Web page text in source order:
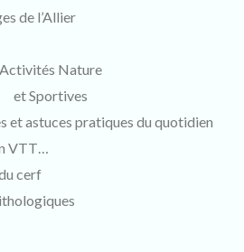
de l’Allier
Activités Nature
et Sportives
et astuces pratiques du quotidien
VTT…
cerf